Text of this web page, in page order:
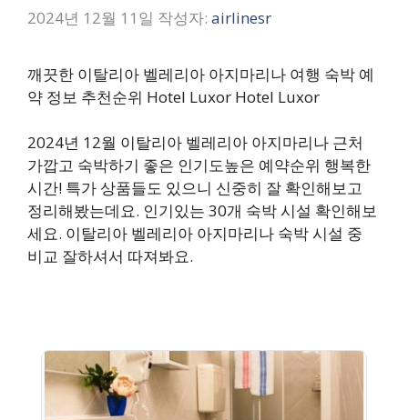
2024년 12월 11일 작성자: airlinesr
깨끗한 이탈리아 벨레리아 아지마리나 여행 숙박 예
약 정보 추천순위 Hotel Luxor Hotel Luxor
2024년 12월 이탈리아 벨레리아 아지마리나 근처
가깝고 숙박하기 좋은 인기도높은 예약순위 행복한
시간! 특가 상품들도 있으니 신중히 잘 확인해보고
정리해봤는데요. 인기있는 30개 숙박 시설 확인해보
세요. 이탈리아 벨레리아 아지마리나 숙박 시설 중
비교 잘하셔서 따져봐요.